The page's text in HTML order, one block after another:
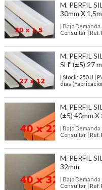
M. PERFIL
30mm X
| Bajo Demanda
Consultar | Ref.
M. PERFIL
SHº (±5) 27
| Stock: 250 U |
días
M. PERFIL
(±5) 40mm X
| Bajo Demanda
Consultar | Ref.
M. PERFIL
32mm
| Bajo Demanda
Consultar | Ref.